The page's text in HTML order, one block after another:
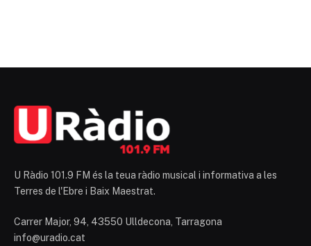
U Ràdio 101.9 FM és la teua ràdio musical i informativa a les
Terres de l'Ebre i Baix Maestrat.
Carrer Major, 94, 43550 Ulldecona, Tarragona
info@uradio.cat